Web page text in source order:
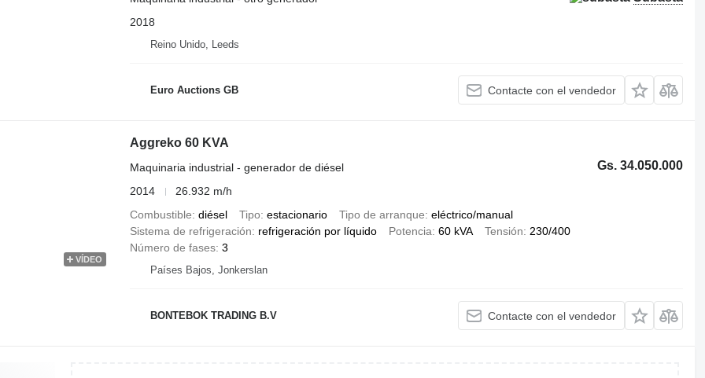
2018
Reino Unido, Leeds
Euro Auctions GB Contacte con el vendedor
VÍDEO
Aggreko 60 KVA
Gs. 34.050.000
Maquinaria industrial - generador de diésel
2014
26.932 m/h
Combustible diésel Tipo estacionario Tipo de arranque eléctrico/manual
Sistema de refrigeración
refrigeración por líquido Potencia 60 kVA Tensión
230/400
Número de fases 3
Países Bajos, Jonkerslan
BONTEBOK TRADING B.V Contacte con el vendedor